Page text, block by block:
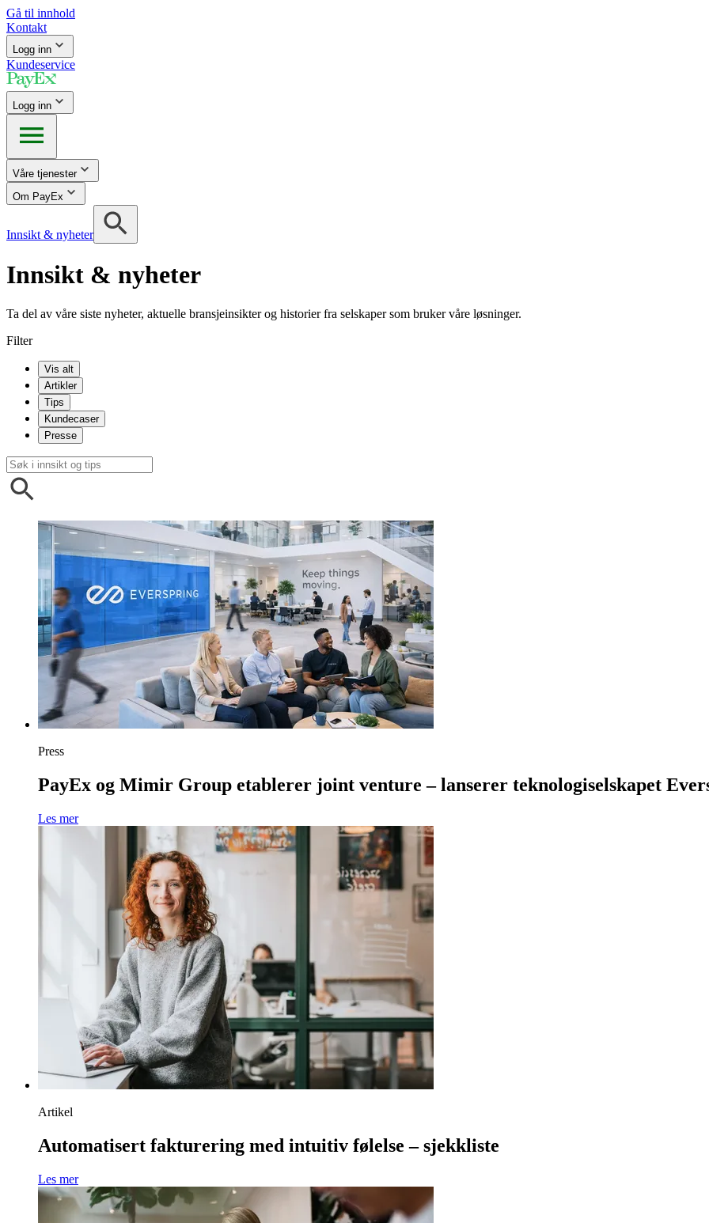
Gå til innhold
Kontakt
Logg inn
Kundeservice
Logg inn
Våre tjenester
Om PayEx
Innsikt & nyheter
Innsikt & nyheter
Ta del av våre siste nyheter, aktuelle bransjeinsikter og historier fra selskaper som bruker våre løsninger.
Filter
Vis alt
Artikler
Tips
Kundecaser
Presse
Press
PayEx og Mimir Group etablerer joint venture – lanserer teknologiselskapet
Les mer
Artikel
Automatisert fakturering med intuitiv følelse – sjekkliste
Les mer